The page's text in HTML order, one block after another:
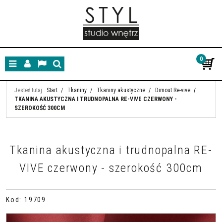
MenuPanelLangSzukaj
0
Jesteś tutaj: Start / Tkaniny / Tkaniny akustyczne / Dimout Re-vive /
TKANINA AKUSTYCZNA I TRUDNOPALNA RE-VIVE CZERWONY -
SZEROKOŚĆ 300CM
Tkanina akustyczna i trudnopalna RE-
VIVE czerwony - szerokość 300cm
Kod : 19709